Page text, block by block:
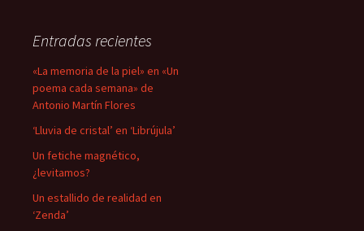
Entradas recientes
«La memoria de la piel» en «Un
poema cada semana» de
Antonio Martín Flores
‘Lluvia de cristal’ en ‘Librújula’
Un fetiche magnético,
¿levitamos?
Un estallido de realidad en
‘Zenda’